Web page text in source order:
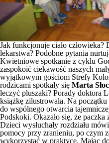
Jak funkcjonuje ciało człowieka?
lekarstwa? Podobne pytania
Kwietniowe spotkanie z cyklu
zaspokoić ciekawość naszych
wyjątkowym gościom Strefy
rodzicami spotkały się Marta
leczyć pluszaki? Porady doktora
książkę zilustrowała. Na
do wspólnego otwarcia
Podskoki. Okazało się, że
Dzieci wysłuchały rozdziału
pomocy przy zranieniu, po czym
wykorzystać w praktyce. Mając